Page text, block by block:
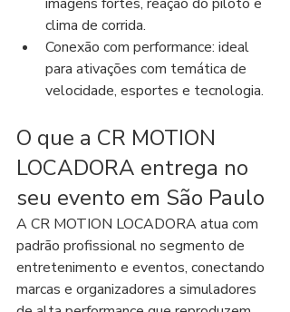
clima de corrida.
Conexão com performance: ideal
para ativações com temática de
velocidade, esportes e tecnologia.
O que a CR MOTION
LOCADORA entrega no
seu evento em São Paulo
A CR MOTION LOCADORA atua com
padrão profissional no segmento de
entretenimento e eventos, conectando
marcas e organizadores a simuladores